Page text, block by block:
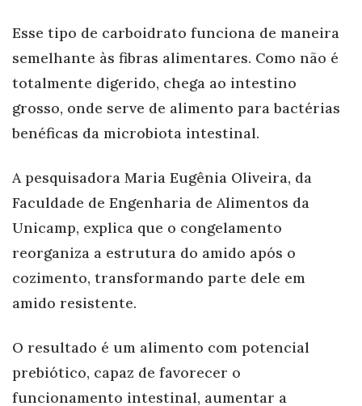
Esse tipo de carboidrato funciona de maneira
semelhante às fibras alimentares. Como não é
totalmente digerido, chega ao intestino
grosso, onde serve de alimento para bactérias
benéficas da microbiota intestinal.
A pesquisadora Maria Eugênia Oliveira, da
Faculdade de Engenharia de Alimentos da
Unicamp, explica que o congelamento
reorganiza a estrutura do amido após o
cozimento, transformando parte dele em
amido resistente.
O resultado é um alimento com potencial
prebiótico, capaz de favorecer o
funcionamento intestinal, aumentar a